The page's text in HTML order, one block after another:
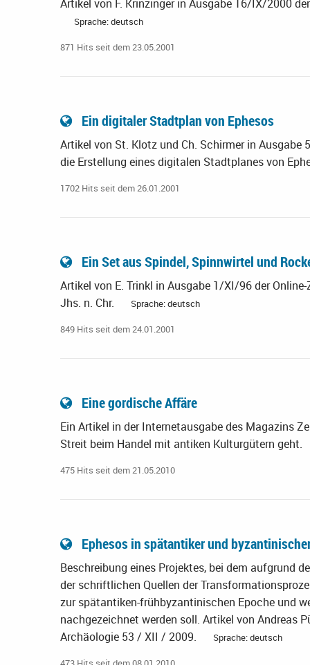
Artikel von F. Krinzinger in Ausgabe 16/IX/2000
Sprache: deutsch
871 Hits seit dem 23.05.2001
Ein digitaler Stadtplan von Ephesos
Artikel von St. Klotz und Ch. Schirmer in
die Erstellung eines digitalen Stadtplanes von
1702 Hits seit dem 26.01.2001
Ein Set aus Spindel, Spinnwirtel und
Artikel von E. Trinkl in Ausgabe 1/XI/96 der
Jhs. n. Chr.
Sprache: deutsch
849 Hits seit dem 24.01.2001
Eine gordische Affäre
Ein Artikel in der Internetausgabe des Magazins
Streit beim Handel mit antiken Kulturgütern geht.
475 Hits seit dem 21.05.2010
Ephesos in spätantiker und
Beschreibung eines Projektes, bei dem aufgrund
der schriftlichen Quellen der
zur spätantiken-frühbyzantinischen Epoche und
nachgezeichnet werden soll. Artikel von Andreas
Archäologie 53 / XII / 2009.
Sprache: deutsch